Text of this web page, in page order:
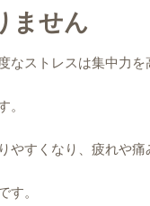
ません
ストレスは集中力
。
すくなり、疲れや痛
す。